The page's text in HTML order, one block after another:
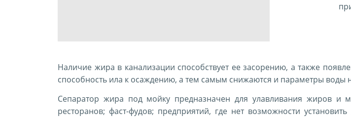
Наличие жира в канализации способствует ее засорению, а также
способность ила к осаждению, а тем самым снижаются и параметры воды
Сепаратор жира под мойку предназначен для улавливания жиров и
ресторанов; фаст-фудов; предприятий, где нет возможности установить